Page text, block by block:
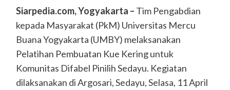
Siarpedia.com, Yogyakarta – Tim Pengabdian
kepada Masyarakat (PkM) Universitas Mercu
Buana Yogyakarta (UMBY) melaksanakan
Pelatihan Pembuatan Kue Kering untuk
Komunitas Difabel Pinilih Sedayu. Kegiatan
dilaksanakan di Argosari, Sedayu, Selasa, 11 April